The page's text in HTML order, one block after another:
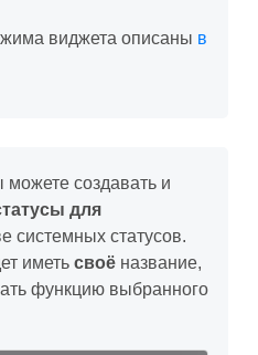
виджета описаны в
можете создавать и
для
системных статусов.
иметь своё название,
функцию выбранного